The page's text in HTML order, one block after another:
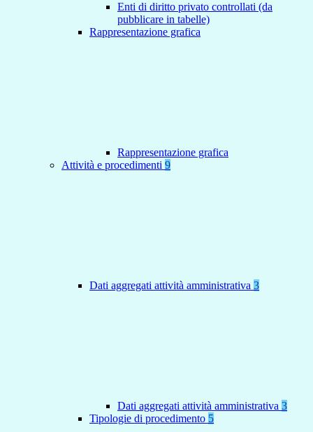
Enti di diritto privato controllati (da
pubblicare in tabelle)
Rappresentazione grafica
Rappresentazione grafica
Attività e procedimenti 9
Dati aggregati attività amministrativa 3
Dati aggregati attività amministrativa 3
Tipologie di procedimento 5